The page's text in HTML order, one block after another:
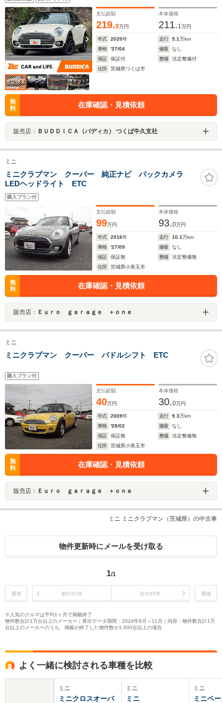
ートリフター ステリモ マット 電格ミラー USBポート
支払総額
219.8万円
本体価格
211. 1 万円
年式 2020年 走行 5.1万km
車検
'27/04 修復
なし
保証
保証付 整備
法定整備付
住所
茨城県つくば市
無
料
在庫確認・見積依頼
販売店： ＢＵＤＤＩＣＡ（バディカ） つくば牛久支社
ミニ
ミニクラブマン クーパー 純正ナビ バックカメラ
LEDヘッドライト ETC
購入プラン付
支払総額
99万円
本体価格
93.0万円
年式 2016年 走行 10.1万km
車検
'27/09 修復
なし
保証
保証無 整備
法定整備無
住所
茨城県小美玉市
無
料
在庫確認・見積依頼
販売店： Ｅｕｒｏ ｇａｒａｇｅ ＋ｏｎｅ
ミニ
ミニクラブマン クーパー パドルシフト ETC
購入プラン付
支払総額
40万円
本体価格
30.0万円
年式 2009年 走行 9.3万km
車検
'28/02 修復
なし
保証
保証無 整備
法定整備無
住所
茨城県小美玉市
無
料
在庫確認・見積依頼
販売店： Ｅｕｒｏ ｇａｒａｇｅ ＋ｏｎｅ
ミニ ミニクラブマン（茨城県）の中古車
物件更新時にメールを受け取る
1/1
最初 前の30件 次の30件 最後
※人気のクルマは平均1ヶ月で掲載終了
物件数合計1万台以上のメーカー｜算出データ期間：2024年9月～11月｜内容：物件数合計1万
台以上のメーカーのうち、掲載が終了した物件数が1,000台以上の場合
よく一緒に検討される車種を比較
ミニ
ミニクロスオーバ
ミニ
ミニ
ミニ
ミニペ